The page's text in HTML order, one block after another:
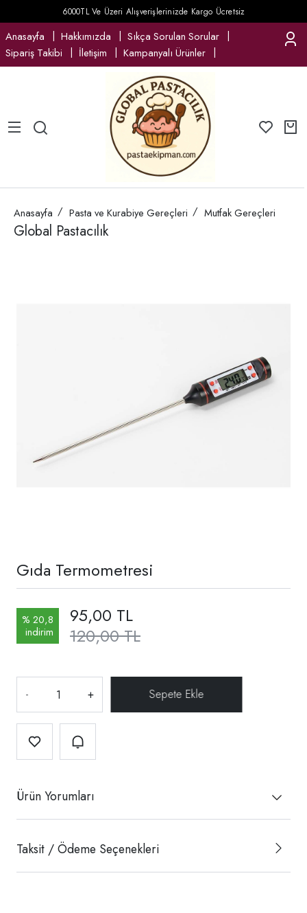
6000TL Ve Üzeri Alışverişlerinizde Kargo Ücretsiz
Anasayfa Hakkımızda
Sıkça Sorulan Sorular
Sipariş Takibi
İletişim Kampanyalı Ürünler
Anasayfa Pasta ve Kurabiye Gereçleri Mutfak Gereçleri
Global Pastacılık
Gıda Termometresi
% 20,8
indirim
120,00 TL
95,00 TL
- +
Ürün Yorumları
Taksit / Ödeme Seçenekleri